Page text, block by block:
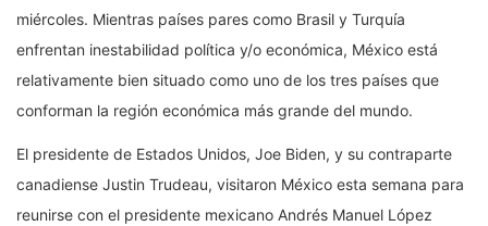
miércoles. Mientras países pares como Brasil y Turquía
enfrentan inestabilidad política y/o económica, México está
relativamente bien situado como uno de los tres países que
conforman la región económica más grande del mundo.
El presidente de Estados Unidos, Joe Biden, y su contraparte
canadiense Justin Trudeau, visitaron México esta semana para
reunirse con el presidente mexicano Andrés Manuel López